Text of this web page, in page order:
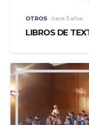
OTROS hace 3 años
LIBROS DE